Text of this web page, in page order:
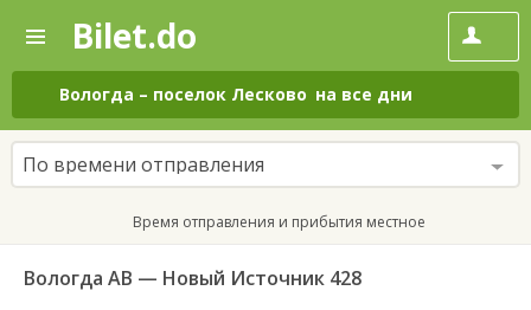
—
Поиск
и
покупка
билетов
на
автобус
онлайн
Bilet.do
Вологда – поселок Лесково на все дни
По времени отправления
Время отправления и прибытия местное
Вологда АВ — Новый Источник 428